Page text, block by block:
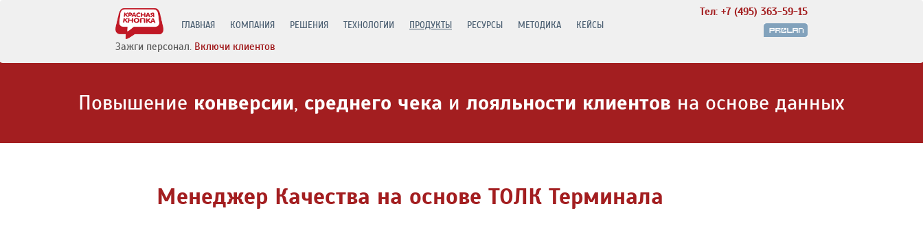
ГЛАВНАЯ КОМПАНИЯ РЕШЕНИЯ ТЕХНОЛОГИИ ПРОДУКТЫ РЕСУРСЫ МЕТОДИКА КЕЙСЫ
Тел: +7 (495) 363-59-15
Зажги персонал. Включи клиентов
Повышение конверсии, среднего чека и лояльности клиентов на основе данных
Менеджер Качества на основе ТОЛК Терминала